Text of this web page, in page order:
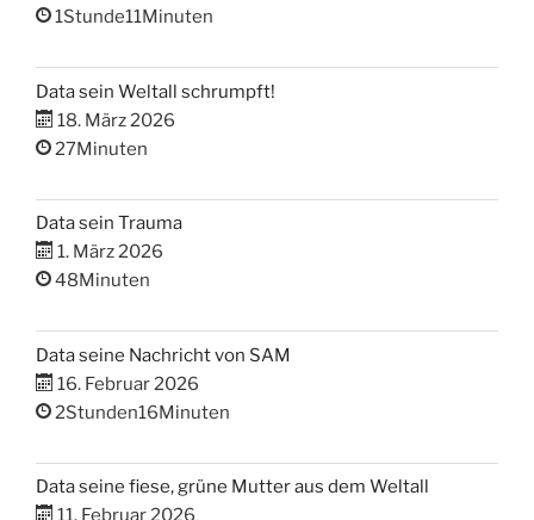
1Stunde11Minuten
Data sein Weltall schrumpft!
18. März 2026
27Minuten
Data sein Trauma
1. März 2026
48Minuten
Data seine Nachricht von SAM
16. Februar 2026
2Stunden16Minuten
Data seine fiese, grüne Mutter aus dem Weltall
11. Februar 2026